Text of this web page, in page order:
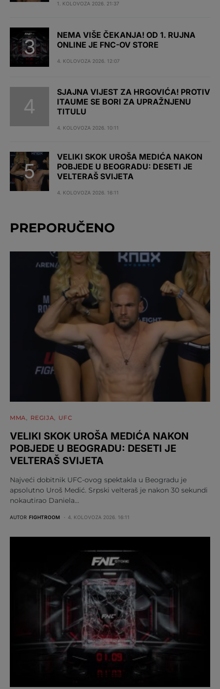
1. KOLOVOZA 2026. 21:37
NEMA VIŠE ČEKANJA! OD 1. RUJNA
ONLINE JE FNC-OV STORE
4. KOLOVOZA 2026. 12:07
SJAJNA VIJEST ZA HRGOVIĆA! PROTIV
ITAUME SE BORI ZA UPRAŽNJENU
TITULU
4. KOLOVOZA 2026. 10:11
VELIKI SKOK UROŠA MEDIĆA NAKON
POBJEDE U BEOGRADU: DESETI JE
VELTERAŠ SVIJETA
4. KOLOVOZA 2026. 16:11
PREPORUČENO
MMA REGIJA UFC
VELIKI SKOK UROŠA MEDIĆA NAKON
POBJEDE U BEOGRADU: DESETI JE
VELTERAŠ SVIJETA
Najveći dobitnik UFC-ovog spektakla u Beogradu je
apsolutno Uroš Medić. Srpski velteraš je nakon 30 sekundi
nokautirao Daniela…
AUTOR FIGHTROOM 4. KOLOVOZA 2026. 16:11